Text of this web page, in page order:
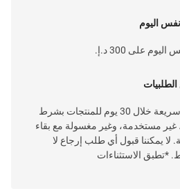
اليوم
على 300 د.إ.
خدمة إرجاع سهلة وسريعة خلال 30 يوم للمنتجات بشرط
غير مستخدمة، وغير مغسولة مع بقاء
لا يمكننا قبول أي طلب إرجاع لا
*تطبق الاستثناءات